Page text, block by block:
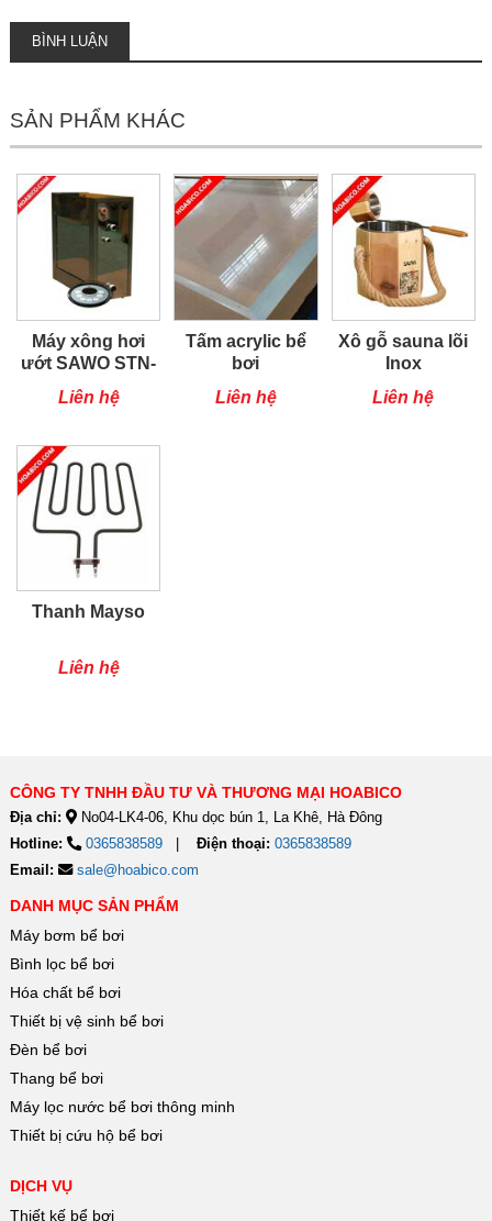
BÌNH LUẬN
SẢN PHẨM KHÁC
Máy xông hơi
ướt SAWO STN-
90-C1/3
Liên hệ
Tấm acrylic bể
bơi
Liên hệ
Xô gỗ sauna lõi
Inox
Liên hệ
Thanh Mayso
Liên hệ
CÔNG TY TNHH ĐẦU TƯ VÀ THƯƠNG MẠI HOABICO
Địa chỉ:
No04-LK4-06, Khu dọc bún 1, La Khê, Hà Đông
Hotline:
0365838589 Điện thoại: 0365838589
Email:
sale@hoabico.com
DANH MỤC SẢN PHẨM
Máy bơm bể bơi
Bình lọc bể bơi
Hóa chất bể bơi
Thiết bị vệ sinh bể bơi
Đèn bể bơi
Thang bể bơi
Máy lọc nước bể bơi thông minh
Thiết bị cứu hộ bể bơi
DỊCH VỤ
Thiết kế bể bơi